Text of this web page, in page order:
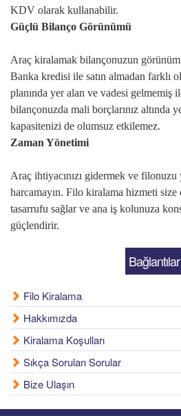
KDV olarak kullanabilir.
Güçlü Bilanço Görünümü
Araç kiralamak bilançonuzun
Banka kredisi ile satın almadan farklı
planında yer alan ve vadesi gelmemiş
bilançonuzda mali borçlarınız altında
kapasitenizi de olumsuz etkilemez.
Zaman Yönetimi
Araç ihtiyacınızı gidermek ve
harcamayın. Filo kiralama hizmeti size
tasarrufu sağlar ve ana iş kolunuza
güçlendirir.
Bağlantılar
Filo Kiralama
Hakkımızda
Kiralama Koşulları
Sıkça Sorulan Sorular
Bize Ulaşın